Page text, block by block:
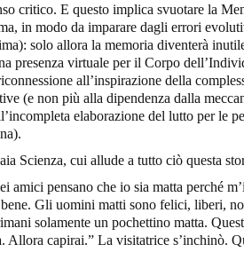
critico. E questo implica svuotare la
in modo da imparare dagli errori
solo allora la memoria diventerà
presenza virtuale per il Corpo
all’inspirazione della
(e non più alla dipendenza dalla
elaborazione del lutto per le
Scienza, cui allude a tutto ciò questa
amici pensano che io sia matta perché
bene. Gli uomini matti sono felici, liberi,
solamente un pochettino matta.
Allora capirai.” La visitatrice s’inchinò.